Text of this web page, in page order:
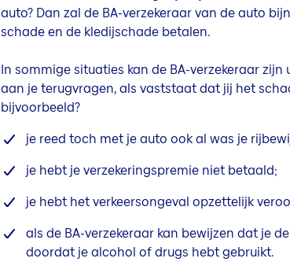
auto? Dan zal de BA-verzekeraar van de auto
schade en de kledijschade betalen.
In sommige situaties kan de BA-verzekeraar
aan je terugvragen, als vaststaat dat jij het
bijvoorbeeld?
je reed toch met je auto ook al was je
je hebt je verzekeringspremie niet betaald;
je hebt het verkeersongeval opzettelijk
als de BA-verzekeraar kan bewijzen dat je
doordat je alcohol of drugs hebt gebruikt.